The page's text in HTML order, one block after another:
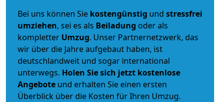
Bei uns können Sie kostengünstig und stressfrei
umziehen, sei es als Beiladung oder als
kompletter Umzug. Unser Partnernetzwerk, das
wir über die Jahre aufgebaut haben, ist
deutschlandweit und sogar international
unterwegs. Holen Sie sich jetzt kostenlose
Angebote und erhalten Sie einen ersten
Überblick über die Kosten für Ihren Umzug.